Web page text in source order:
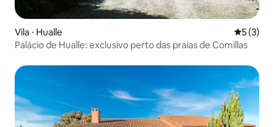
Vila ⋅ Hualle 5 de
5 (3)
Palácio de Hualle: exclusivo perto das praias de Comillas